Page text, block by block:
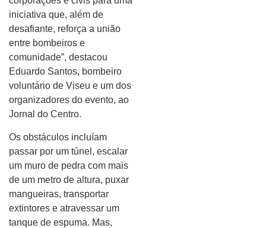
iniciativa que, além de
desafiante, reforça a união
entre bombeiros e
comunidade”, destacou
Eduardo Santos, bombeiro
voluntário de Viseu e um dos
organizadores do evento, ao
Jornal do Centro.
Os obstáculos incluíam
passar por um túnel, escalar
um muro de pedra com mais
de um metro de altura, puxar
mangueiras, transportar
extintores e atravessar um
tanque de espuma. Mas,